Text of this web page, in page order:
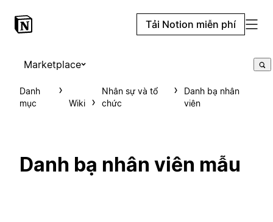
Tải Notion miễn phí
Marketplace
Danh
mục
Wiki
Nhân sự và tổ
chức
Danh bạ nhân
viên
Danh bạ nhân viên mẫu